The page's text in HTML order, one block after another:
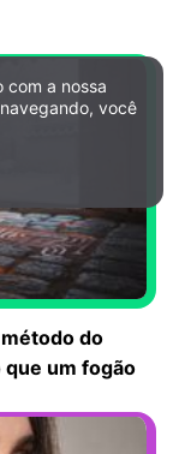
do
que um fogão
com a nossa
você